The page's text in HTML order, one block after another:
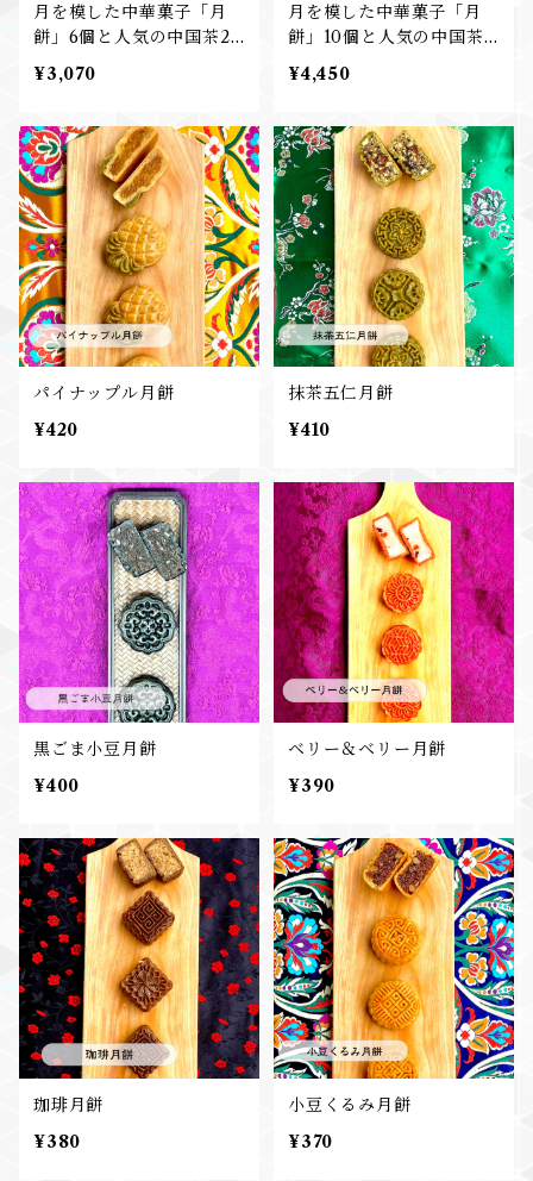
月を模した中華菓子「月
餅」6個と人気の中国茶2
種 詰め合わせ
¥3,070
月を模した中華菓子「月
餅」10個と人気の中国茶2
種 詰め合わせ
¥4,450
パイナップル月餅
¥420
抹茶五仁月餅
¥410
黒ごま小豆月餅
¥400
ベリー＆ベリー月餅
¥390
珈琲月餅
¥380
小豆くるみ月餅
¥370